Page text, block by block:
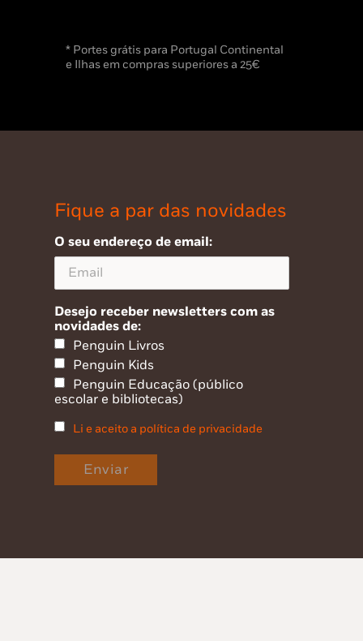
* Portes grátis para Portugal Continental
e Ilhas em compras superiores a 25€
Fique a par das novidades
O seu endereço de email:
Desejo receber newsletters com as
novidades de:
Penguin Livros
Penguin Kids
Penguin Educação (público
escolar e bibliotecas)
Li e aceito a política de privacidade